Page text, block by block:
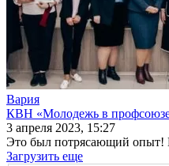
Вария
КВН «Молодежь в
3 апреля 2023, 15:27
Это был потрясающий опыт!
Загрузить еще